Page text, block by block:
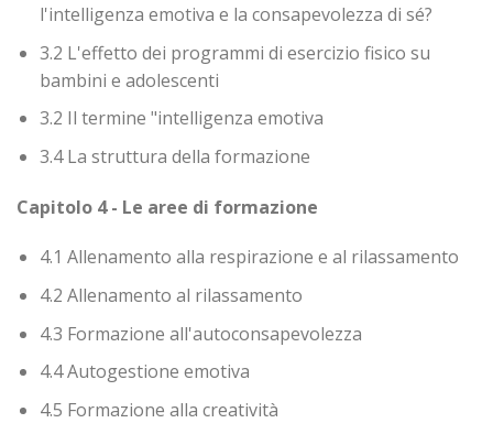
l'intelligenza emotiva e la consapevolezza di sé?
3.2 L'effetto dei programmi di esercizio fisico su
bambini e adolescenti
3.2 Il termine "intelligenza emotiva
3.4 La struttura della formazione
Capitolo 4 - Le aree di formazione
4.1 Allenamento alla respirazione e al rilassamento
4.2 Allenamento al rilassamento
4.3 Formazione all'autoconsapevolezza
4.4 Autogestione emotiva
4.5 Formazione alla creatività